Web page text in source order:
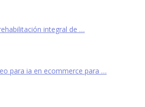
integral de …
para ia en ecommerce para …